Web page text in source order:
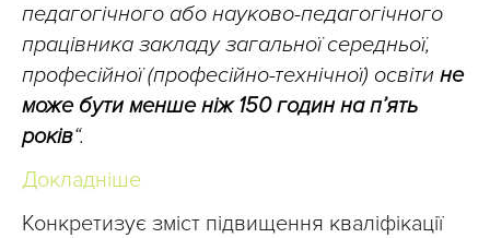
педагогічного або науково-педагогічного
працівника закладу загальної середньої,
професійної (професійно-технічної) освіти не
може бути менше ніж 150 годин на п’ять
років“.
Докладніше
Конкретизує зміст підвищення кваліфікації